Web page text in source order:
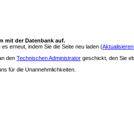
mit der Datenbank auf.
erneut, indem Sie die Seite neu laden (
den Technischen Administrator geschickt, den Sie
für die Unannehmlichkeiten.